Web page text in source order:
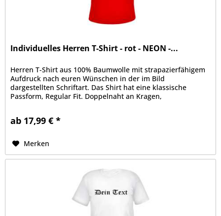
Individuelles Herren T-Shirt - rot - NEON -...
Herren T-Shirt aus 100% Baumwolle mit strapazierfähigem
Aufdruck nach euren Wünschen in der im Bild
dargestellten Schriftart. Das Shirt hat eine klassische
Passform, Regular Fit. Doppelnaht an Kragen,
ab 17,99 € *
Merken